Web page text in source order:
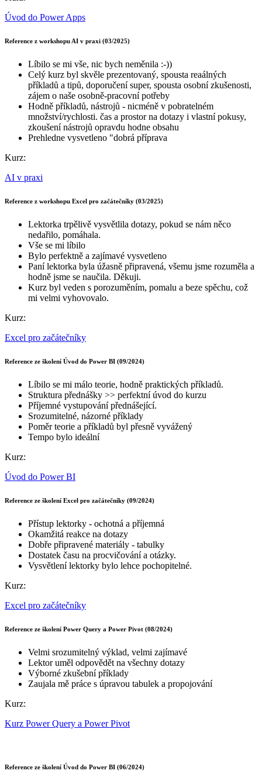
Úvod do Power Apps
Reference z workshopu AI v praxi (03/2025)
Líbilo se mi vše, nic bych neměnila :-))
Celý kurz byl skvěle prezentovaný, spousta reaálných
příkladů a tipů, doporučení super, spousta osobní zkušenosti,
zájem o naše osobně-pracovní potřeby
Hodně příkladů, nástrojů - nicméně v pobratelném
množství/rychlosti. čas a prostor na dotazy i vlastní pokusy,
zkoušení nástrojů opravdu hodne obsahu
Prehledne vysvetleno "dobrá příprava
Kurz:
AI v praxi
Reference z workshopu Excel pro začátečníky (03/2025)
Lektorka trpělivě vysvětlila dotazy, pokud se nám něco
nedařilo, pomáhala.
Vše se mi líbilo
Bylo perfektně a zajímavé vysvetleno
Paní lektorka byla úžasně připravená, všemu jsme rozuměla a
hodně jsme se naučila. Děkuji.
Kurz byl veden s porozuměním, pomalu a beze spěchu, což
mi velmi vyhovovalo.
Kurz:
Excel pro začátečníky
Reference ze školení Úvod do Power BI (09/2024)
Líbilo se mi málo teorie, hodně praktických příkladů.
Struktura přednášky >> perfektní úvod do kurzu
Příjemné vystupování přednášející.
Srozumitelné, názorné příklady
Poměr teorie a příkladů byl přesně vyvážený
Tempo bylo ideální
Kurz:
Úvod do Power BI
Reference ze školení Excel pro začátečníky (09/2024)
Přístup lektorky - ochotná a příjemná
Okamžitá reakce na dotazy
Dobře připravené materiály - tabulky
Dostatek času na procvičování a otázky.
Vysvětlení lektorky bylo lehce pochopitelné.
Kurz:
Excel pro začátečníky
Reference ze školení Power Query a Power Pivot (08/2024)
Velmi srozumitelný výklad, velmi zajímavé
Lektor uměl odpovědět na všechny dotazy
Výborné zkušební příklady
Zaujala mě práce s úpravou tabulek a propojování
Kurz:
Kurz Power Query a Power Pivot
Reference ze školení Úvod do Power BI (06/2024)